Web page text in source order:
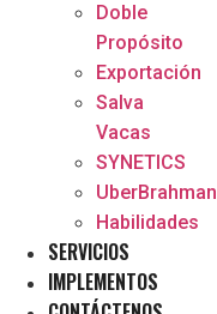
Doble
Propósito
Exportación
Salva
Vacas
SYNETICS
UberBrahman
Habilidades
SERVICIOS
IMPLEMENTOS